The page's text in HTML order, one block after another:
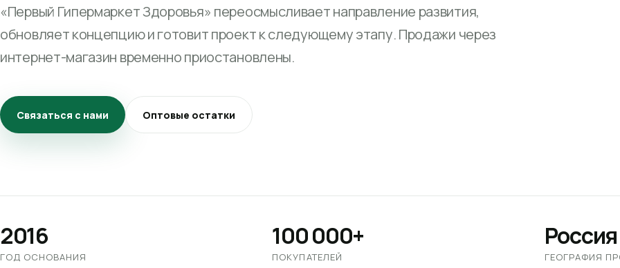
«Первый Гипермаркет Здоровья» переосмысливает направление развития,
обновляет концепцию и готовит проект к следующему этапу. Продажи через
интернет-магазин временно приостановлены.
Связаться с нами Оптовые остатки
2016
ГОД ОСНОВАНИЯ
100 000+
ПОКУПАТЕЛЕЙ
Россия
ГЕОГРАФИЯ